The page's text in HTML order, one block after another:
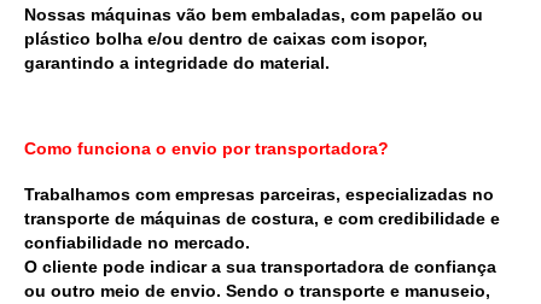
Nossas máquinas vão bem embaladas, com papelão ou
plástico bolha e/ou dentro de caixas com isopor,
garantindo a integridade do material.
Como funciona o envio por transportadora?
Trabalhamos com empresas parceiras, especializadas no
transporte de máquinas de costura, e com credibilidade e
confiabilidade no mercado.
O cliente pode indicar a sua transportadora de confiança
ou outro meio de envio. Sendo o transporte e manuseio,